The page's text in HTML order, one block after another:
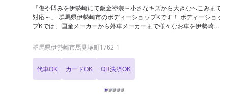
「傷や凹みを伊勢崎にて鈑金塗装～小さなキズから大きなへこみまで
対応～」 群馬県伊勢崎市のボディーショップKです！ ボディーショッ
プKでは、国産メーカーから外車メーカーまで様々なお車を伊勢崎市
あっても鈑金塗装で修理いたします。 線キズからへこみ・塗装の色あ
せや剥げなどお客様の大切な愛車をプロの技でお直しいたします。お
ロフェッショナルがお車の状態をしっかりと判断し、適切な修理の方
法をご提案いたします。 フロンガス交換機有！最新車種のエアコン修
理も対応できます！全員業界歴20年以上の大ベテランの作業員です。
群馬県伊勢崎市馬見塚町1762‐1
代車OK カードOK QR決済OK